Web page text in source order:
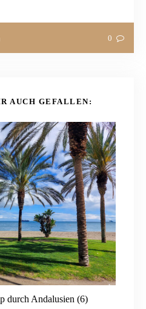
0
AUCH GEFALLEN:
durch Andalusien (6)